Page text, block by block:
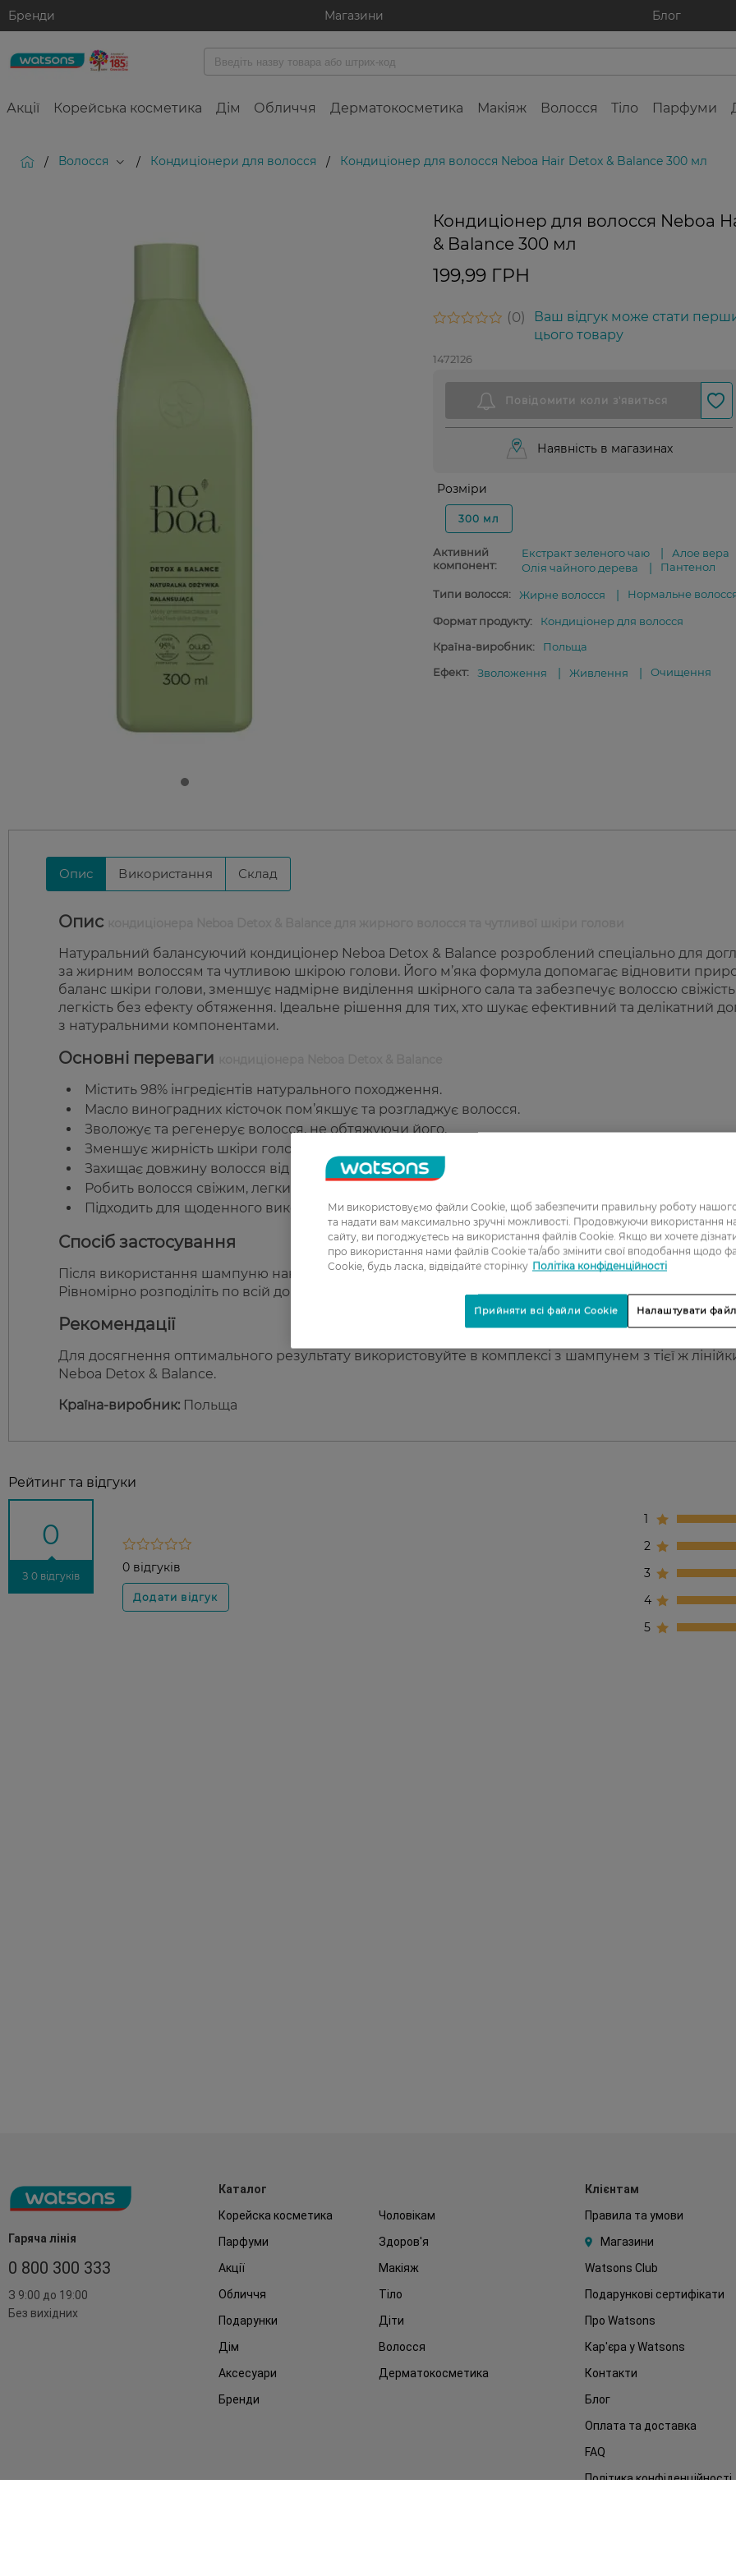
Бренди Магазини Блог
Акції Корейська косметика Дім Обличчя Дерматокосметика Макіяж Волосся Тіло Парфуми
/ Волосся / Кондиціонери для волосся / Кондиціонер для волосся Neboa Hair Detox & Balance 300 мл
Кондиціонер для волосся Neboa
& Balance 300 мл
199,99 ГРН
0
Ваш відгук може стати
цього товару
1472126
Наявність в магазинах
Розміри
300 мл
Активний
компонент:
Екстракт зеленого чаю
Алое вера
Олія чайного дерева
Пантенол
Типи волосся: Жирне волосся Нормальне
Формат продукту:
Кондиціонер для волосся
Країна-виробник:
Польща
Ефект:
Зволоження Живлення Очищення
Опис Використання Склад
Опис
Натуральний балансуючий кондиціонер Neboa Detox & Balance розроблений спеціально для
за жирним волоссям та чутливою шкірою голови. Його м’яка формула допомагає відновити
баланс шкіри голови, зменшує надмірне виділення шкірного сала та забезпечує волоссю свіжість
легкість без ефекту обтяження. Ідеальне рішення для тих, хто шукає ефективний та делікатний
з натуральними компонентами.
Основні переваги
Містить 98% інгредієнтів натурального походження.
Масло виноградних кісточок пом’якшує та розгладжує волосся.
Зволожує та регенерує волосся, не обтяжуючи його.
Зменшує жирність шкіри голови та регулює роботу сальних залоз.
Захищає довжину волосся від сухості.
Робить волосся свіжим, легким і об’ємним.
Підходить для щоденного використання.
Спосіб застосування
Після використання шампуню нанесіть кондиціонер на вологе волосся, уникаючи зони коренів.
Рівномірно розподіліть по всій довжині та залиште на 2–3 хвилини. Потім ретельно змийте водою.
Рекомендації
Для досягнення оптимального результату використовуйте в комплексі з шампунем з тієї ж
Neboa Detox & Balance.
Країна-виробник: Польща
Рейтинг та відгуки
0
З 0 відгуків
0 відгуків
1
2
3
4
5
Гаряча лінія
0 800 300 333
З 9:00 до 19:00
Без вихідних
Каталог
Корейска косметика
Чоловікам
Парфуми
Здоров'я
Акції
Макіяж
Обличчя
Тіло
Подарунки
Діти
Дім
Волосся
Аксесуари
Дерматокосметика
Бренди
Клієнтам
Правила та умови
Магазини
Watsons Club
Подарункові сертифікати
Про Watsons
Кар'єра у Watsons
Контакти
Блог
Оплата та доставка
FAQ
Політика конфіденційності
Ми використовуємо файли Cookie, щоб забезпечити правильну роботу
та надати вам максимально зручні можливості. Продовжуючи використання
сайту, ви погоджуєтесь на використання файлів Cookie. Якщо ви хочете
про використання нами файлів Cookie та/або змінити свої вподобання щодо
Cookie, будь ласка, відвідайте сторінку Політіка конфіденційності
Налаштувати
Прийняти всі файли Cookie